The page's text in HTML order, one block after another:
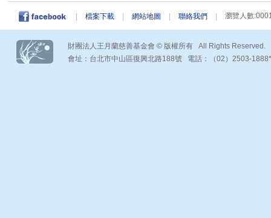
檔案下載 網站地圖 聯絡我們 瀏覽人數
財團法人王月蘭慈善基金會 © 版權所有 All Rights Reserved.
會址：台北市中山區復興北路188號 電話：（02）2503-